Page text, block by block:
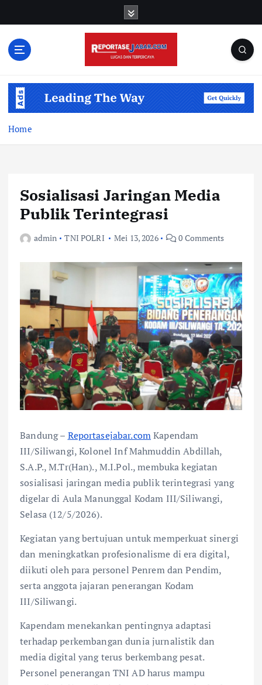
Home
Sosialisasi Jaringan Media
Publik Terintegrasi
admin TNI POLRI Mei 13, 2026 0 Comments
Bandung – Reportasejabar.comKapendam
III/Siliwangi, Kolonel Inf Mahmuddin Abdillah,
S.A.P., M.Tr(Han)., M.I.Pol., membuka kegiatan
sosialisasi jaringan media publik terintegrasi yang
digelar di Aula Manunggal Kodam III/Siliwangi,
Selasa (12/5/2026).
Kegiatan yang bertujuan untuk memperkuat sinergi
dan meningkatkan profesionalisme di era digital,
diikuti oleh para personel Penrem dan Pendim,
serta anggota jajaran penerangan Kodam
III/Siliwangi.
Kapendam menekankan pentingnya adaptasi
terhadap perkembangan dunia jurnalistik dan
media digital yang terus berkembang pesat.
Personel penerangan TNI AD harus mampu